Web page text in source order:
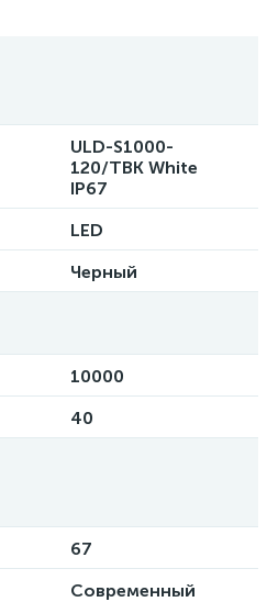
ULD-S1000-
120/TBK White
IP67
LED
Черный
10000
40
67
Современный